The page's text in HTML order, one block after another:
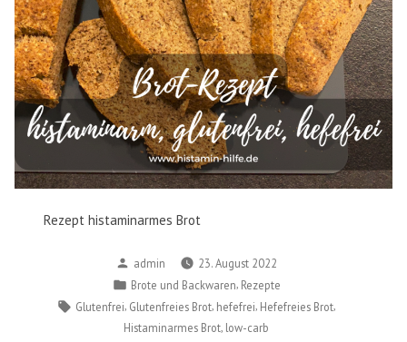
Rezept histaminarmes Brot
Verfasst
von
admin
23. August 2022
Veröffentlicht
in
Brote und Backwaren Rezepte
Schlagwörter:
Glutenfrei Glutenfreies Brot hefefrei Hefefreies Brot
Histaminarmes Brot low-carb